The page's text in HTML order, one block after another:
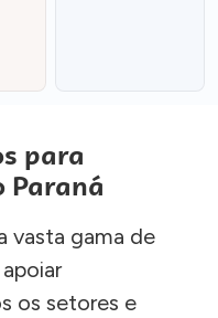
para
Paraná
vasta gama de
os setores e